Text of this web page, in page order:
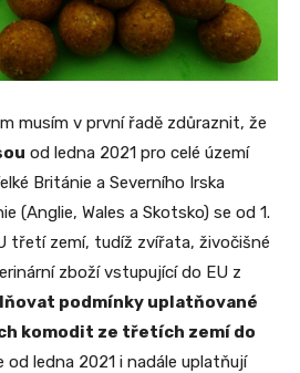
musím v první řadě zdůraznit, že
od ledna 2021 pro celé území
Británie a Severního Irska
(Anglie, Wales a Skotsko) se od 1.
třetí zemí, tudíž zvířata, živočišné
zboží vstupující do EU z
podmínky uplatňované
komodit ze třetích zemí do
od ledna 2021 i nadále uplatňují